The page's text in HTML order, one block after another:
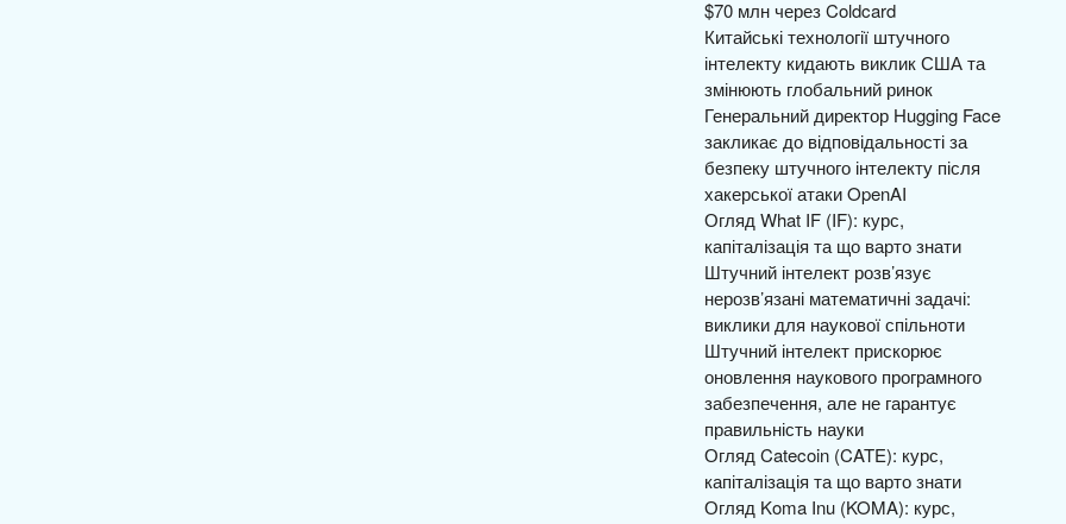
$70 млн через Coldcard
Китайські технології штучного
інтелекту кидають виклик США та
змінюють глобальний ринок
Генеральний директор Hugging Face
закликає до відповідальності за
безпеку штучного інтелекту після
хакерської атаки OpenAI
Огляд What IF (IF): курс,
капіталізація та що варто знати
Штучний інтелект розв’язує
нерозв’язані математичні задачі:
виклики для наукової спільноти
Штучний інтелект прискорює
оновлення наукового програмного
забезпечення, але не гарантує
правильність науки
Огляд Catecoin (CATE): курс,
капіталізація та що варто знати
Огляд Koma Inu (KOMA): курс,